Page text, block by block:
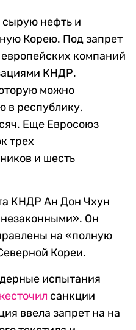
сырую нефть и
Корею. Под запрет
компаний
КНДР.
можно
в республику,
Еще Евросоюз
трех
и шесть
КНДР Ан Дон Чхун
Он
на «полную
Кореи.
испытания
санкции
ввела запрет на на